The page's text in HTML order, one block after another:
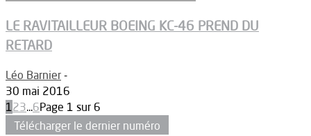
LE RAVITAILLEUR BOEING KC-46 PREND DU
RETARD
Léo Barnier -
30 mai 2016
123...6Page 1 sur 6
Télécharger le dernier numéro